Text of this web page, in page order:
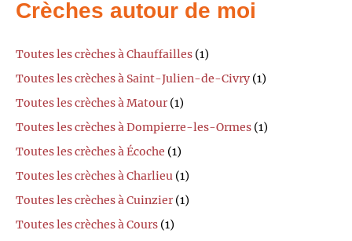
Crèches autour de moi
Toutes les crèches à Chauffailles (1)
Toutes les crèches à Saint-Julien-de-Civry (1)
Toutes les crèches à Matour (1)
Toutes les crèches à Dompierre-les-Ormes (1)
Toutes les crèches à Écoche (1)
Toutes les crèches à Charlieu (1)
Toutes les crèches à Cuinzier (1)
Toutes les crèches à Cours (1)